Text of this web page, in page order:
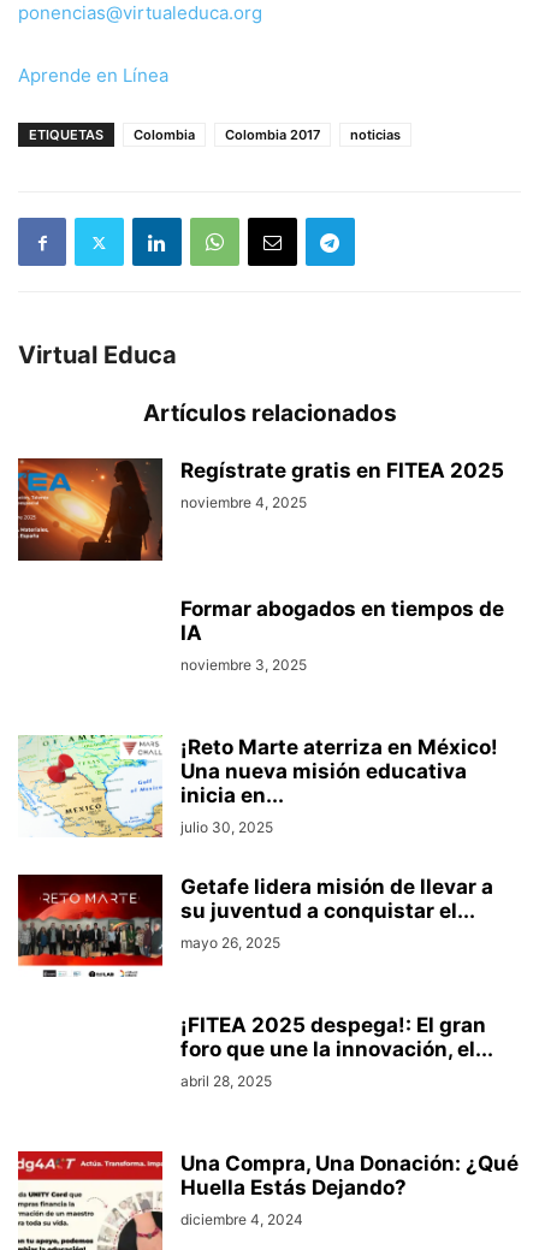
ponencias@virtualeduca.org
Aprende en Línea
ETIQUETAS Colombia Colombia 2017 noticias
Virtual Educa
Artículos relacionados
Regístrate gratis en FITEA 2025
noviembre 4, 2025
Formar abogados en tiempos de
IA
noviembre 3, 2025
¡Reto Marte aterriza en México!
Una nueva misión educativa
inicia en...
julio 30, 2025
Getafe lidera misión de llevar a
su juventud a conquistar el...
mayo 26, 2025
¡FITEA 2025 despega!: El gran
foro que une la innovación, el...
abril 28, 2025
Una Compra, Una Donación: ¿Qué
Huella Estás Dejando?
diciembre 4, 2024